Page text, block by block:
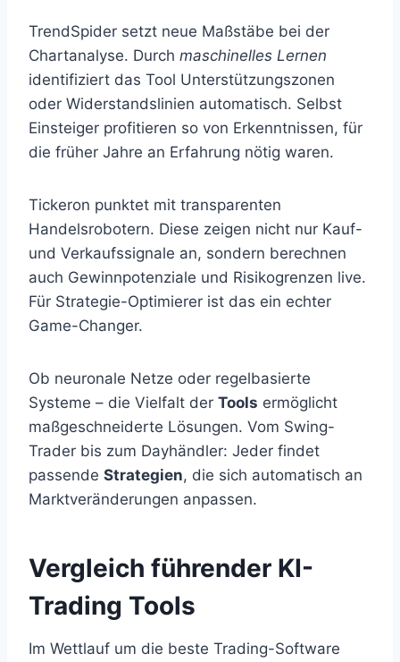
TrendSpider setzt neue Maßstäbe bei der
Chartanalyse. Durch maschinelles Lernen
identifiziert das Tool Unterstützungszonen
oder Widerstandslinien automatisch. Selbst
Einsteiger profitieren so von Erkenntnissen, für
die früher Jahre an Erfahrung nötig waren.
Tickeron punktet mit transparenten
Handelsrobotern. Diese zeigen nicht nur Kauf-
und Verkaufssignale an, sondern berechnen
auch Gewinnpotenziale und Risikogrenzen live.
Für Strategie-Optimierer ist das ein echter
Game-Changer.
Ob neuronale Netze oder regelbasierte
Systeme – die Vielfalt der Tools ermöglicht
maßgeschneiderte Lösungen. Vom Swing-
Trader bis zum Dayhändler: Jeder findet
passende Strategien, die sich automatisch an
Marktveränderungen anpassen.
Vergleich führender KI-
Trading Tools
Im Wettlauf um die beste Trading-Software